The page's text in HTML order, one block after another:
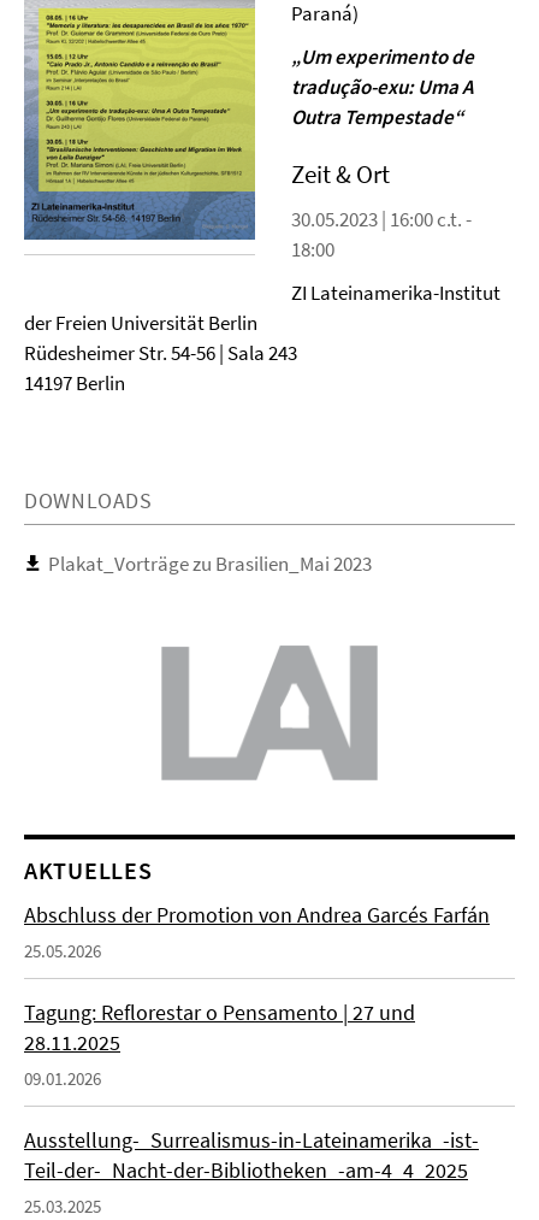
Paraná)
„Um experimento de
tradução-exu: Uma A
Outra Tempestade“
Zeit & Ort
30.05.2023 | 16:00 c.t. -
18:00
ZI Lateinamerika-Institut
der Freien Universität Berlin
Rüdesheimer Str. 54-56 | Sala 243
14197 Berlin
DOWNLOADS
Plakat_Vorträge zu Brasilien_Mai 2023
AKTUELLES
Abschluss der Promotion von Andrea Garcés Farfán
25.05.2026
Tagung: Reflorestar o Pensamento | 27 und
28.11.2025
09.01.2026
Ausstellung-_Surrealismus-in-Lateinamerika_-ist-
Teil-der-_Nacht-der-Bibliotheken_-am-4_4_2025
25.03.2025